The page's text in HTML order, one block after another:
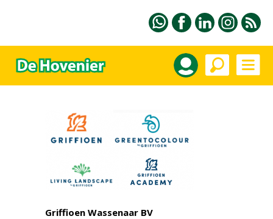
Griffioen Wassenaar BV